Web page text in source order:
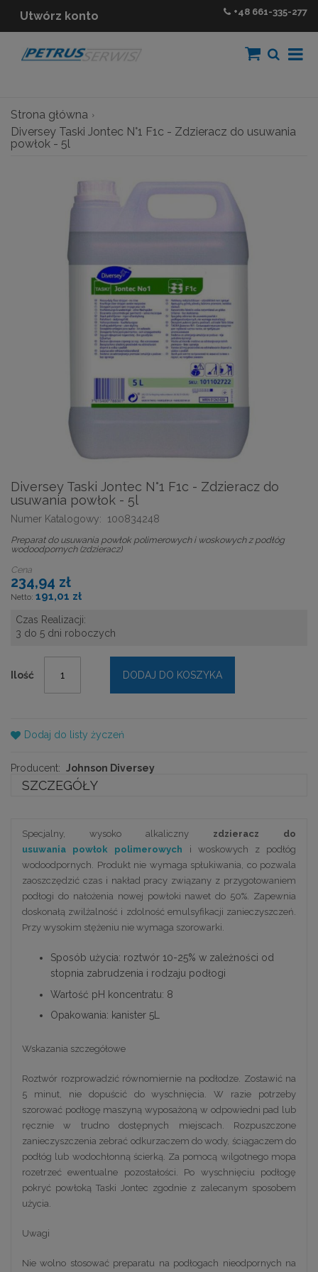
Utwórz konto +48 661-335-277
Strona główna
Diversey Taski Jontec N°1 F1c - Zdzieracz do usuwania
powłok - 5l
Diversey Taski Jontec N°1 F1c - Zdzieracz do
usuwania powłok - 5l
Numer Katalogowy: 100834248
Preparat do usuwania powłok polimerowych i woskowych z podłóg
wodoodpornych (zdzieracz)
Cena
234,94 zł
191,01 zł
Czas Realizacji:
3 do 5 dni roboczych
Ilość DODAJ DO KOSZYKA
Dodaj do listy życzeń
Producent: Johnson Diversey
SZCZEGÓŁY
Specjalny, wysoko alkaliczny zdzieracz do
usuwania powłok polimerowych i woskowych z podłóg
wodoodpornych. Produkt nie wymaga spłukiwania, co pozwala
zaoszczędzić czas i nakład pracy związany z przygotowaniem
podłogi do nałożenia nowej powłoki nawet do 50%. Zapewnia
doskonałą zwilżalność i zdolność emulsyfikacji zanieczyszczeń.
Przy wysokim stężeniu nie wymaga szorowarki.
Sposób użycia: roztwór 10-25% w zależności od
stopnia zabrudzenia i rodzaju podłogi
Wartość pH koncentratu: 8
Opakowania: kanister 5L
Wskazania szczegółowe
Roztwór rozprowadzić równomiernie na podłodze. Zostawić na
5 minut, nie dopuścić do wyschnięcia. W razie potrzeby
szorować podłogę maszyną wyposażoną w odpowiedni pad lub
ręcznie w trudno dostępnych miejscach. Rozpuszczone
zanieczyszczenia zebrać odkurzaczem do wody, ściągaczem do
podłóg lub wodochłonną ścierką. Za pomocą wilgotnego mopa
rozetrzeć ewentualne pozostałości. Po wyschnięciu podłogę
pokryć powłoką Taski Jontec zgodnie z zalecanym sposobem
użycia.
Uwagi
Nie wolno stosować preparatu na podłogach nieodpornych na